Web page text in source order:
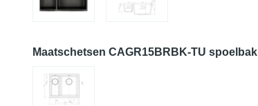
Maatschetsen CAGR15BRBK-TU spoelbak